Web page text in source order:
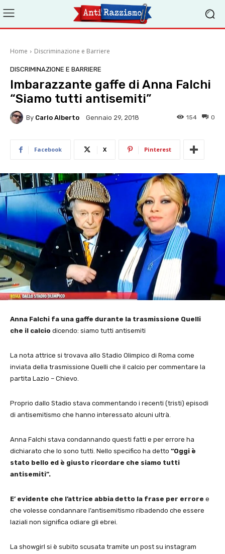
Home Discriminazione e Barriere
DISCRIMINAZIONE E BARRIERE
Imbarazzante gaffe di Anna Falchi
“Siamo tutti antisemiti”
By Carlo Alberto Gennaio 29, 2018 0
154
Facebook X Pinterest
Anna Falchi fa una gaffe durante la trasmissione Quelli
che il calcio dicendo: siamo tutti antisemiti
La nota attrice si trovava allo Stadio Olimpico di Roma come
inviata della trasmissione Quelli che il calcio per commentare la
partita Lazio – Chievo.
Proprio dallo Stadio stava commentando i recenti (tristi) episodi
di antisemitismo che hanno interessato alcuni ultrà.
Anna Falchi stava condannando questi fatti e per errore ha
dichiarato che lo sono tutti. Nello specifico ha detto “Oggi è
stato bello ed è giusto ricordare che siamo tutti
antisemiti”.
E’ evidente che l’attrice abbia detto la frase per errore e
che volesse condannare l’antisemitismo ribadendo che essere
laziali non significa odiare gli ebrei.
La showgirl si è subito scusata tramite un post su instagram